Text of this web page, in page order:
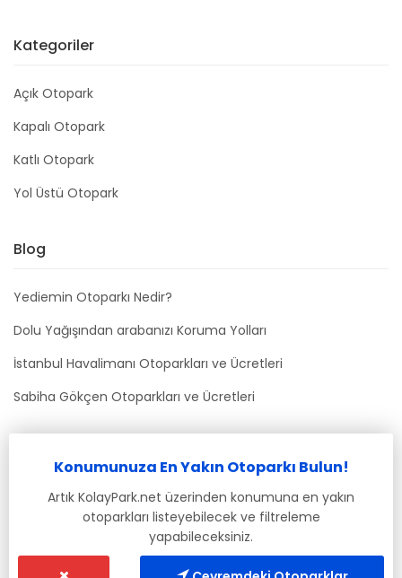
Kategoriler
Açık Otopark
Kapalı Otopark
Katlı Otopark
Yol Üstü Otopark
Blog
Yediemin Otoparkı Nedir?
Dolu Yağışından arabanızı Koruma Yolları
İstanbul Havalimanı Otoparkları ve Ücretleri
Sabiha Gökçen Otoparkları ve Ücretleri
Konumunuza En Yakın Otoparkı Bulun!
Artık KolayPark.net üzerinden konumuna en yakın
otoparkları listeyebilecek ve filtreleme
yapabileceksiniz.